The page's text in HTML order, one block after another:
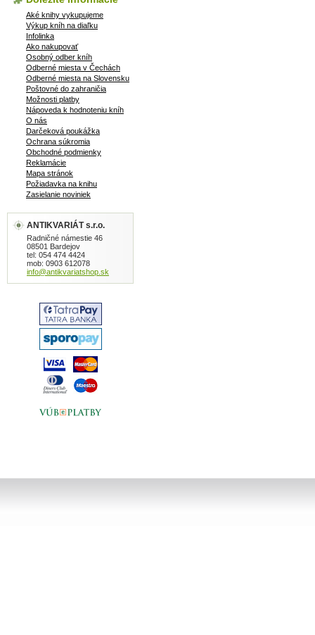
Aké knihy vykupujeme
Výkup kníh na diaľku
Infolinka
Ako nakupovať
Osobný odber kníh
Odberné miesta v Čechách
Odberné miesta na Slovensku
Poštovné do zahraničia
Možnosti platby
Nápoveda k hodnoteniu kníh
O nás
Darčeková poukážka
Ochrana súkromia
Obchodné podmienky
Reklamácie
Mapa stránok
Požiadavka na knihu
Zasielanie noviniek
ANTIKVARIÁT s.r.o.
Radničné námestie 46
08501 Bardejov
tel: 054 474 4424
mob: 0903 612078
info@antikvariatshop.sk